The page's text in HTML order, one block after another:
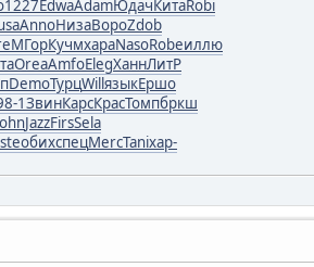
1227EdwaAdamЮдачКитаRobi
AnnoНизаВороZdob
МГорКучмхараNasoRobeиллю
OreaAmfoElegХаннЛитР
DemoТурцWillязыкЕршо
1ЗвинКарсКрасТомпбркш
JazzFirsSela
обихспецMercTaniхар-